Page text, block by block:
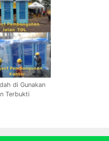
di Gunakan
Terbukti